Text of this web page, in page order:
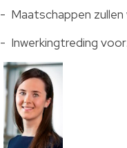
- Maatschappen
- Inwerkingtreding